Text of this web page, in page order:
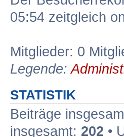
05:54 zeitgleich
Mitglieder: 0
Legende:
STATISTIK
Beiträge
insgesamt: 202 •